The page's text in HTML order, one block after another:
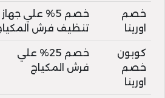
خصم
اورينا
خصم 5% علي جهاز
تنظيف فرش
كوبون
خصم
اورينا
خصم 25% علي
فرش المكياج